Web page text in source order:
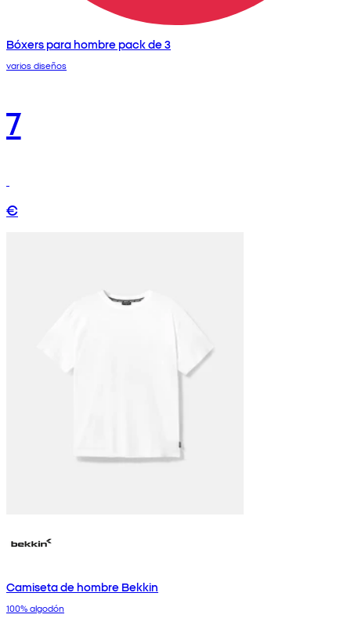
Bóxers para hombre pack de 3
varios diseños
7
€
Camiseta de hombre Bekkin
100% algodón